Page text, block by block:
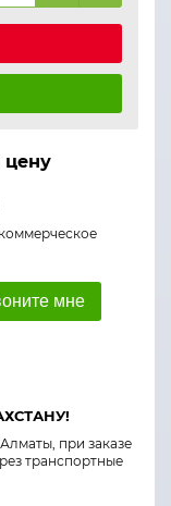
цену
мне
при заказе
транспортные